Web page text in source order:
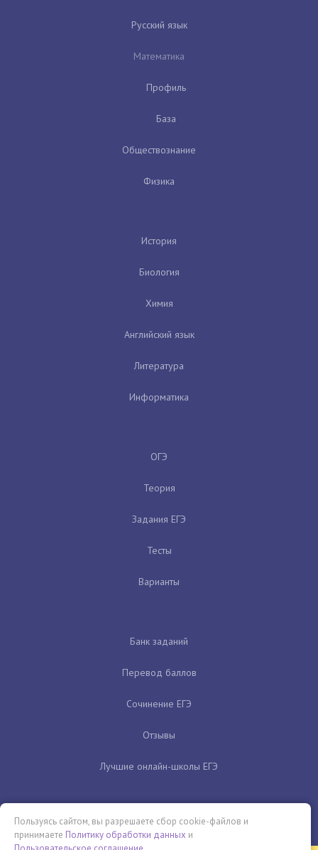
Русский язык
Математика
Профиль
База
Обществознание
Физика
История
Биология
Химия
Английский язык
Литература
Информатика
ОГЭ
Теория
Задания ЕГЭ
Тесты
Варианты
Банк заданий
Перевод баллов
Сочинение ЕГЭ
Отзывы
Лучшие онлайн-школы ЕГЭ
Пользуясь сайтом, вы разрешаете сбор cookie-файлов и
принимаете Политику обработки данных и